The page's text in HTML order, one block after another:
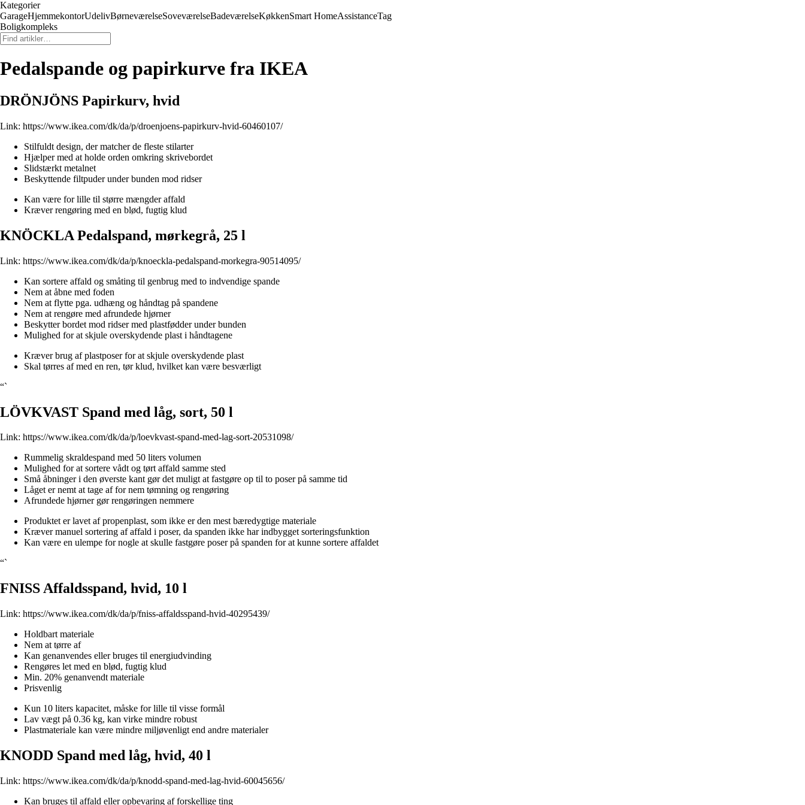
Kategorier
GarageHjemmekontorUdelivBørneværelseSoveværelseBadeværelseKøkkenSmart HomeAssistanceTag
Boligkompleks
Pedalspande og papirkurve fra IKEA
DRÖNJÖNS Papirkurv, hvid
Link: https://www.ikea.com/dk/da/p/droenjoens-papirkurv-hvid-60460107/
Stilfuldt design, der matcher de fleste stilarter
Hjælper med at holde orden omkring skrivebordet
Slidstærkt metalnet
Beskyttende filtpuder under bunden mod ridser
Kan være for lille til større mængder affald
Kræver rengøring med en blød, fugtig klud
KNÖCKLA Pedalspand, mørkegrå, 25 l
Link: https://www.ikea.com/dk/da/p/knoeckla-pedalspand-morkegra-90514095/
Kan sortere affald og småting til genbrug med to indvendige spande
Nem at åbne med foden
Nem at flytte pga. udhæng og håndtag på spandene
Nem at rengøre med afrundede hjørner
Beskytter bordet mod ridser med plastfødder under bunden
Mulighed for at skjule overskydende plast i håndtagene
Kræver brug af plastposer for at skjule overskydende plast
Skal tørres af med en ren, tør klud, hvilket kan være besværligt
“`
LÖVKVAST Spand med låg, sort, 50 l
Link: https://www.ikea.com/dk/da/p/loevkvast-spand-med-lag-sort-20531098/
Rummelig skraldespand med 50 liters volumen
Mulighed for at sortere vådt og tørt affald samme sted
Små åbninger i den øverste kant gør det muligt at fastgøre op til to poser på samme tid
Låget er nemt at tage af for nem tømning og rengøring
Afrundede hjørner gør rengøringen nemmere
Produktet er lavet af propenplast, som ikke er den mest bæredygtige materiale
Kræver manuel sortering af affald i poser, da spanden ikke har indbygget sorteringsfunktion
Kan være en ulempe for nogle at skulle fastgøre poser på spanden for at kunne sortere affaldet
“`
FNISS Affaldsspand, hvid, 10 l
Link: https://www.ikea.com/dk/da/p/fniss-affaldsspand-hvid-40295439/
Holdbart materiale
Nem at tørre af
Kan genanvendes eller bruges til energiudvinding
Rengøres let med en blød, fugtig klud
Min. 20% genanvendt materiale
Prisvenlig
Kun 10 liters kapacitet, måske for lille til visse formål
Lav vægt på 0.36 kg, kan virke mindre robust
Plastmateriale kan være mindre miljøvenligt end andre materialer
KNODD Spand med låg, hvid, 40 l
Link: https://www.ikea.com/dk/da/p/knodd-spand-med-lag-hvid-60045656/
Kan bruges til affald eller opbevaring af forskellige ting